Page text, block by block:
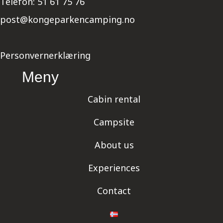
post@kongeparkencamping.no
Personvernerklæring
Meny
Cabin rental
Campsite
About us
Experiences
Contact